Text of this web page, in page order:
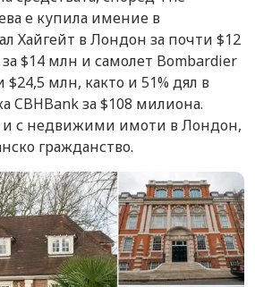
е купила имение в
Хайгейт в Лондон за почти $12
$14 млн и самолет Bombardier
$24,5 млн, както и 51% дял в
CBHBank за $108 милиона.
и с недвижими имоти в Лондон,
гражданство.